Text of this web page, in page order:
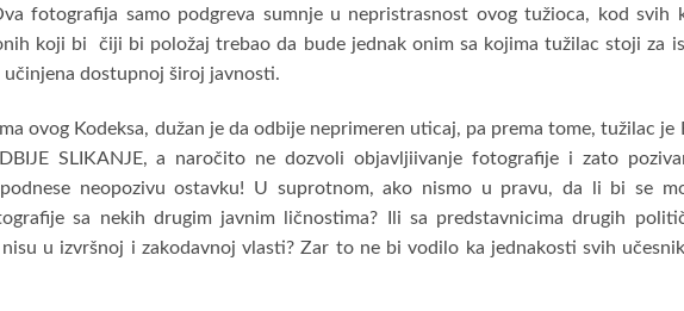
fotografija samo podgreva sumnje u nepristrasnost ovog tužioca, kod svih
koji bi čiji bi položaj trebao da bude jednak onim sa kojima tužilac stoji za
dostupnoj široj javnosti.
ovog Kodeksa, dužan je da odbije neprimeren uticaj, pa prema tome, tužilac je
SLIKANJE, a naročito ne dozvoli objavljiivanje fotografije i zato
neopozivu ostavku! U suprotnom, ako nismo u pravu, da li bi se
sa nekih drugim javnim ličnostima? Ili sa predstavnicima drugih
u izvršnoj i zakodavnoj vlasti? Zar to ne bi vodilo ka jednakosti svih